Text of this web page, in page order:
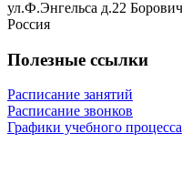
ул.Ф.Энгельса д.22
Россия
Полезные ссылки
Расписание занятий
Расписание звонков
Графики учебного процесса